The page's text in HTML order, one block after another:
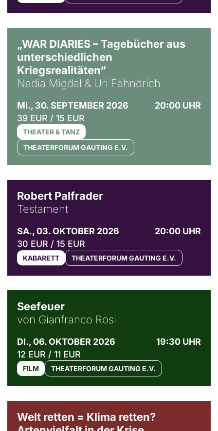
„WAR DIARIES – Tagebücher aus
unterschiedlichen
Kriegsrealitäten“
Nadia Migdal & Uri Fahndrich
MI., 30. SEPTEMBER 2026
20:00 UHR
39 EUR / 15 EUR
THEATER & TANZ
THEATERFORUM GAUTING E.V.
Robert Palfrader
Testament
SA., 03. OKTOBER 2026
20:00 UHR
30 EUR / 15 EUR
KABARETT THEATERFORUM GAUTING E.V.
Seefeuer
von Gianfranco Rosi
DI., 06. OKTOBER 2026
19:30 UHR
12 EUR / 11 EUR
FILM THEATERFORUM GAUTING E.V.
Welt retten = Klima retten?